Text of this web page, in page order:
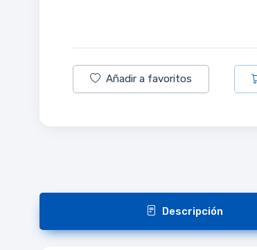
Añadir a favoritos
Descripción